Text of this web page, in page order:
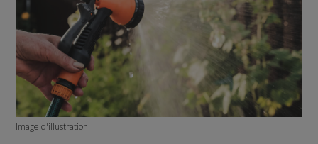
Image d'illustration